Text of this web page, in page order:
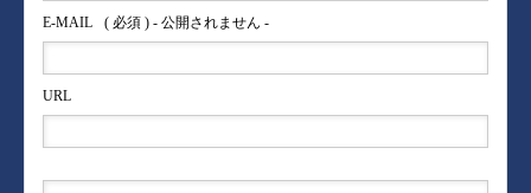
E-MAIL ( 必須 ) - 公開されません -
URL